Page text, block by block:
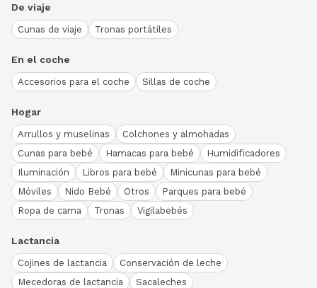
De viaje
Cunas de viaje Tronas portátiles
En el coche
Accesorios para el coche Sillas de coche
Hogar
Arrullos y muselinas
Colchones y almohadas
Cunas para bebé
Hamacas para bebé
Humidificadores
Iluminación
Libros para bebé
Minicunas para bebé
Móviles
Nido Bebé Otros
Parques para bebé
Ropa de cama
Tronas Vigilabebés
Lactancia
Cojines de lactancia
Conservación de leche
Mecedoras de lactancia
Sacaleches